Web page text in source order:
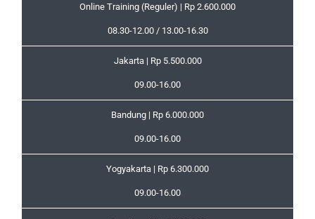
Online Training (Reguler) | Rp 2.600.000
08.30-12.00 / 13.00-16.30
Jakarta | Rp 5.500.000
09.00-16.00
Bandung | Rp 6.000.000
09.00-16.00
Yogyakarta | Rp 6.300.000
09.00-16.00